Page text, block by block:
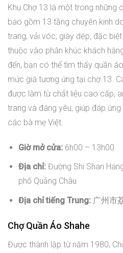
Khu Chợ 13 là một trong những
bao gồm 13 tầng chuyên kinh
trang, vải vóc, giày dép, đặc biệt
thuộc vào phân khúc khách
đến, bạn có thể tìm thấy quần
mức giá tương ứng tại chợ 13.
được làm từ chất liệu cao cấp,
trang và đáng yêu, giúp đáp
các bà mẹ Việt.
Giờ mở cửa:6h00 – 13h00
Địa chỉ:Đường Shi Shan
phố Quảng Châu
Địa chỉ tiếng Trung:广州市
Chợ Quần Áo Shahe
Được thành lập từ năm 1980,